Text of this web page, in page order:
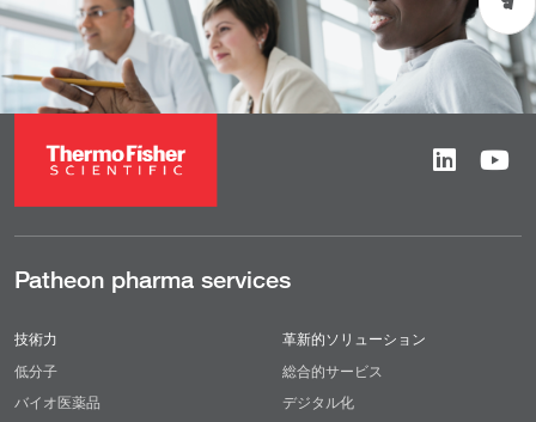
Patheon pharma services
技術力
低分子
バイオ医薬品
革新的ソリューション
総合的サービス
デジタル化